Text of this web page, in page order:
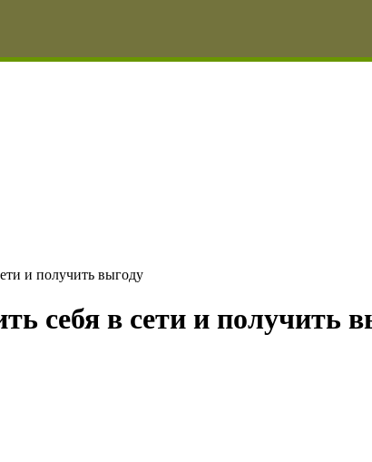
и получить выгоду
себя в сети и получить